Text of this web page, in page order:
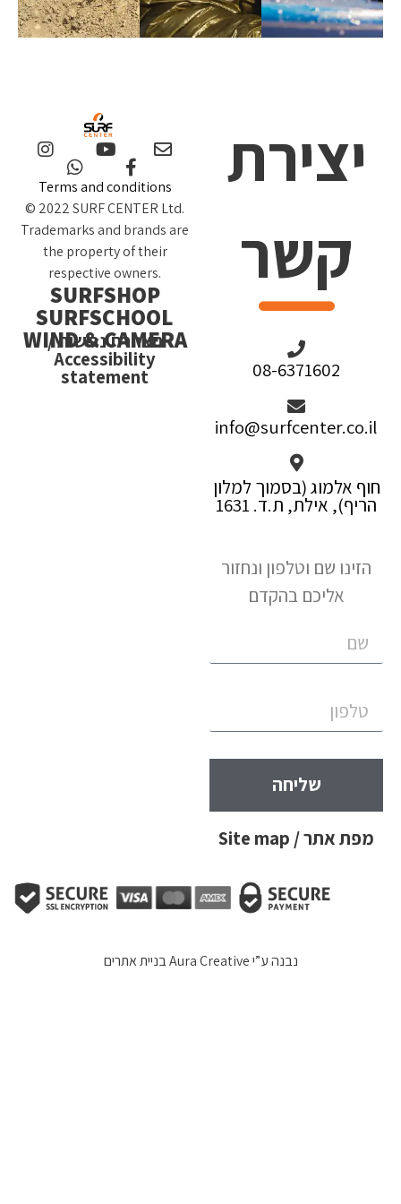
יצירת
קשר
08-6371602
info@surfcenter.co.il
חוף אלמוג (בסמוך למלון
הריף), אילת, ת.ד. 1631
הזינו שם וטלפון ונחזור
אליכם בהקדם
שליחה
מפת אתר / Site map
Terms and conditions
© 2022 SURF CENTER Ltd.
Trademarks and brands are
the property of their
respective owners.
SURFSHOP
SURFSCHOOL
WIND & CAMERA
הצהרת נגישות /
Accessibility
statement
נבנה ע”יAura Creative בניית אתרים